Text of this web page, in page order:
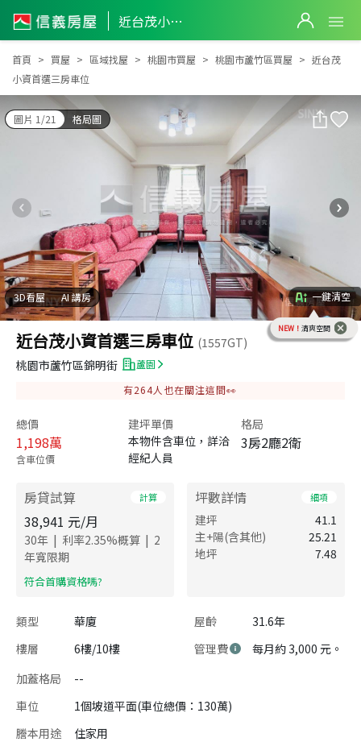
近台茂小資首選三房車位
近台茂小資首選三房車位
首頁 買屋 區域找屋 桃園市買屋 桃園市蘆竹區買屋
近台茂
小資首選三房車位
圖片 1/21 格局圖
3D看屋 AI 講房 一鍵清空
NEW！ 清爽空間
近台茂小資首選三房車位 (1557GT)
桃園市蘆竹區錦明街
蘆園
有264人也在關注這間👀
總價
1,198萬
含車位價
建坪單價
本物件含車位，詳洽
經紀人員
格局
3房2廳2衛
房貸試算 計算
38,941 元/月
30年 | 利率2.35%概算 | 2
年寬限期
​符合首購資格嗎?
坪數詳情 細項
建坪
41.1
主+陽(含其他)
25.21
地坪
7.48
類型 華廈 屋齡
31.6年
樓層
6樓/10樓 管理費
每月約 3,000 元。
加蓋格局
--
車位
1個坡道平面(車位總價：130萬)
謄本用途
住家用